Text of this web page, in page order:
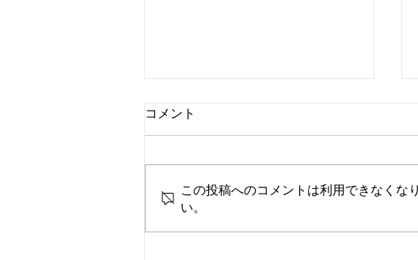
ピアスクールより2026年4月
コメント
この投稿へのコメントは利用できなくな
い。